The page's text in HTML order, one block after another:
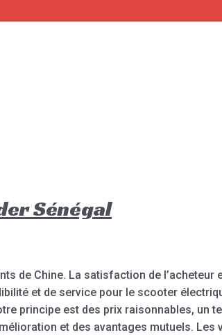
Sénégal
de Chine. La satisfaction de
et de service pour le scooter
principe est des prix raisonnables, un
et des avantages mutuels.